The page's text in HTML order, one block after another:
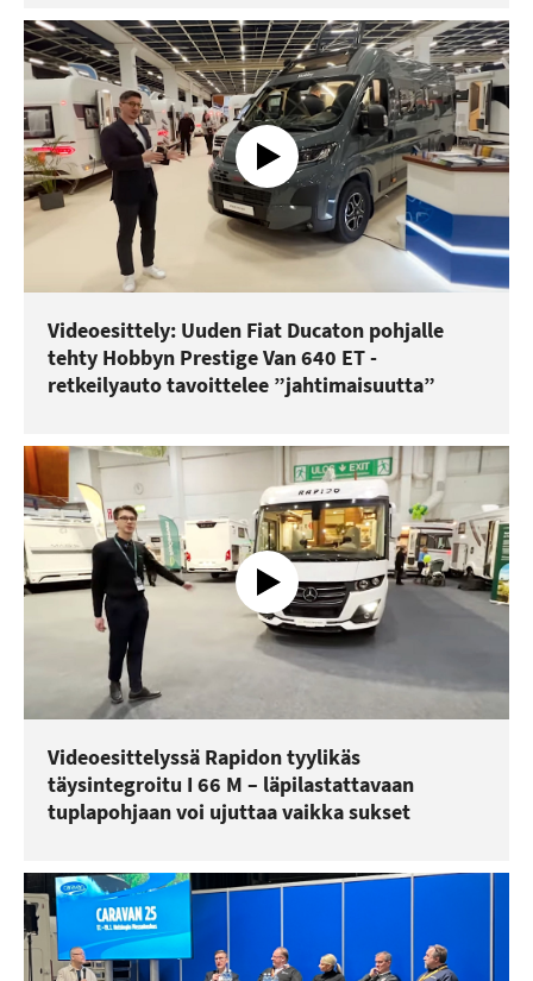
Videoesittely: Uuden Fiat Ducaton pohjalle
tehty Hobbyn Prestige Van 640 ET -
retkeilyauto tavoittelee ”jahtimaisuutta”
Videoesittelyssä Rapidon tyylikäs
täysintegroitu I 66 M – läpilastattavaan
tuplapohjaan voi ujuttaa vaikka sukset